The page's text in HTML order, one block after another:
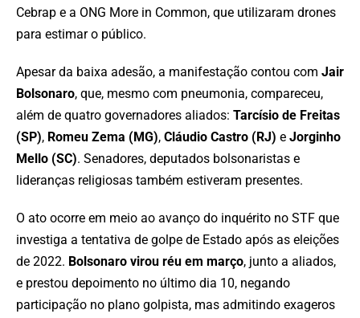
Cebrap e a ONG More in Common, que utilizaram drones
para estimar o público.
Apesar da baixa adesão, a manifestação contou com Jair
Bolsonaro, que, mesmo com pneumonia, compareceu,
além de quatro governadores aliados: Tarcísio de Freitas
(SP), Romeu Zema (MG), Cláudio Castro (RJ) e Jorginho
Mello (SC). Senadores, deputados bolsonaristas e
lideranças religiosas também estiveram presentes.
O ato ocorre em meio ao avanço do inquérito no STF que
investiga a tentativa de golpe de Estado após as eleições
de 2022. Bolsonaro virou réu em março, junto a aliados,
e prestou depoimento no último dia 10, negando
participação no plano golpista, mas admitindo exageros